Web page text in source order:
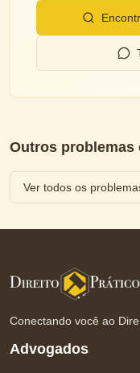
Outros problemas
Ver todos os
Conectando você ao
Advogados